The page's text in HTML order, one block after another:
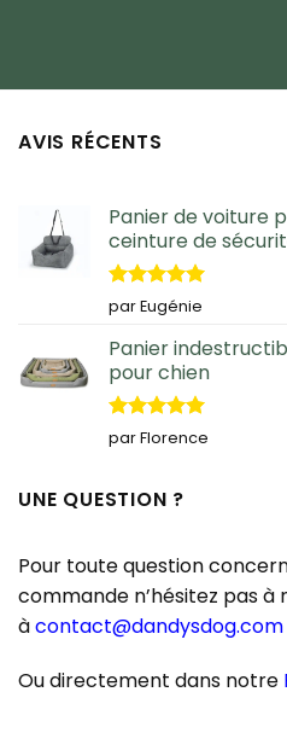
AVIS RÉCENTS
Panier de voiture
ceinture de
Note5sur
5
par Eugénie
Panier
pour chien
Note5sur
5
par Florence
UNE QUESTION ?
Pour toute question
commande n’hésitez pas
àcontact@dandysdog.com
Ou directement dans notre